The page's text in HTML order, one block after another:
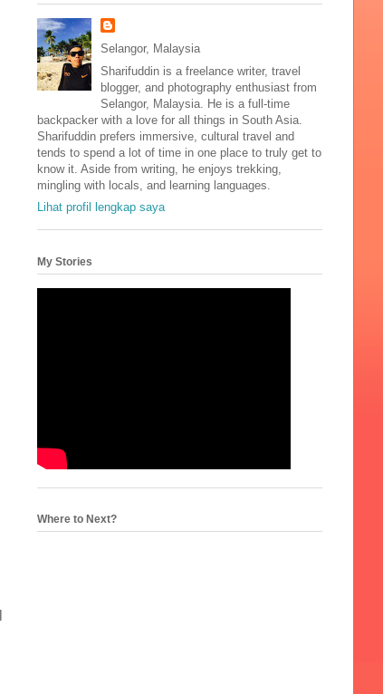
Selangor, Malaysia
Sharifuddin is a freelance writer, travel
blogger, and photography enthusiast from
Selangor, Malaysia. He is a full-time
backpacker with a love for all things in South Asia.
Sharifuddin prefers immersive, cultural travel and
tends to spend a lot of time in one place to truly get to
know it. Aside from writing, he enjoys trekking,
mingling with locals, and learning languages.
Lihat profil lengkap saya
My Stories
Where to Next?